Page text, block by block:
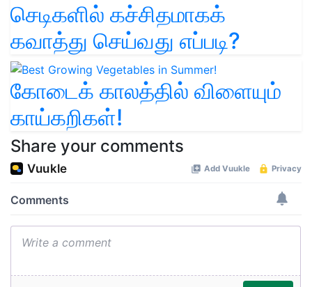
செடிகளில் கச்சிதமாகக்
கவாத்து செய்வது எப்படி?
கோடைக் காலத்தில் விளையும்
காய்கறிகள்!
Share your comments